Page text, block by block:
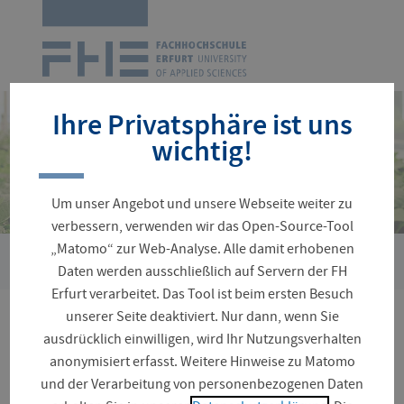
überspringen
Sie
sind
hier:
Forschungsstelle für gartenbauliche Kulturpflanzen (FGK)
Forschungsstelle für
gartenbauliche
Ihre Privatsphäre ist uns
wichtig!
Um unser Angebot und unsere Webseite weiter zu
verbessern, verwenden wir das Open-Source-Tool
„Matomo“ zur Web-Analyse. Alle damit erhobenen
Daten werden ausschließlich auf Servern der FH
Erfurt verarbeitet. Das Tool ist beim ersten Besuch
unserer Seite deaktiviert. Nur dann, wenn Sie
ausdrücklich einwilligen, wird Ihr Nutzungsverhalten
anonymisiert erfasst. Weitere Hinweise zu Matomo
und der Verarbeitung von personenbezogenen Daten